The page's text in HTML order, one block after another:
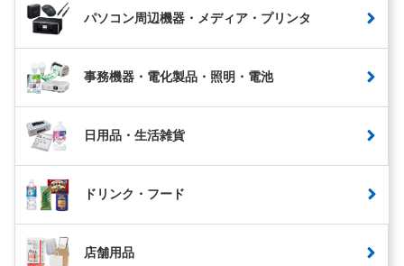
パソコン周辺機器・メディア・プリンタ
事務機器・電化製品・照明・電池
日用品・生活雑貨
ドリンク・フード
店舗用品